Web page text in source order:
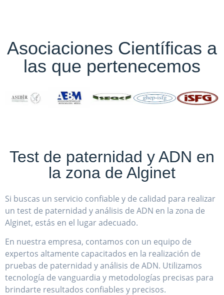
Asociaciones Científicas a
las que pertenecemos
Test de paternidad y ADN en
la zona de Alginet
Si buscas un servicio confiable y de calidad para realizar
un test de paternidad y análisis de ADN en la zona de
Alginet, estás en el lugar adecuado.
En nuestra empresa, contamos con un equipo de
expertos altamente capacitados en la realización de
pruebas de paternidad y análisis de ADN. Utilizamos
tecnología de vanguardia y metodologías precisas para
brindarte resultados confiables y precisos.